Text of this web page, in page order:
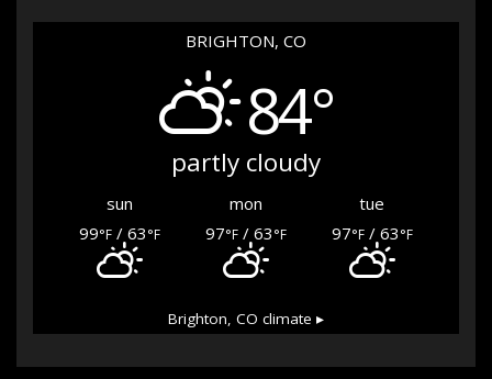
BRIGHTON, CO
84°
partly cloudy
sun mon
tue
99°F / 63°F 97°F/ 63°F 97°F/ 63°F
Brighton, CO climate ▸